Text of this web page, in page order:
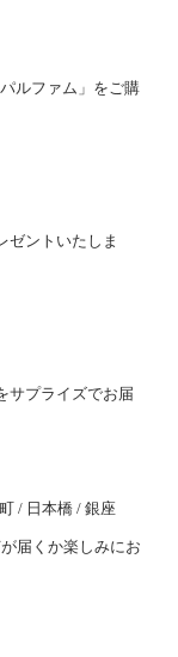
ルファム」をご購
ゼントいたしま
サプライズでお届
/ 日本橋 / 銀座
届くか楽しみにお